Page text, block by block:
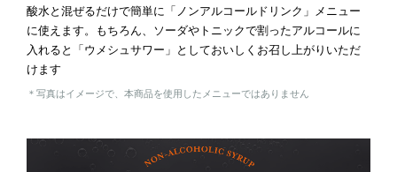
酸水と混ぜるだけで簡単に「ノンアルコールドリンク」メニュー
に使えます。もちろん、ソーダやトニックで割ったアルコールに
入れると「ウメシュサワー」としておいしくお召し上がりいただ
けます
＊写真はイメージで、本商品を使用したメニューではありません